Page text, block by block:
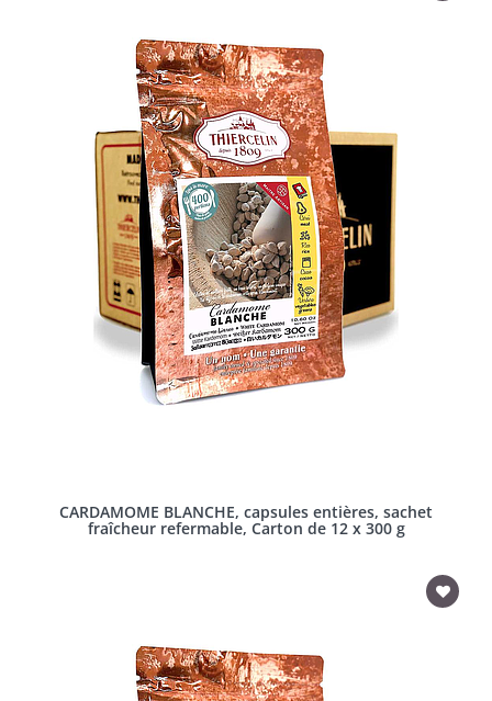
CARDAMOME BLANCHE, capsules entières, sachet
fraîcheur refermable, Carton de 12 x 300 g